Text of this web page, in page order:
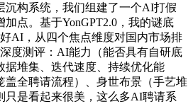
沉构系统，我们组建了一个AI打假
点。基于YonGPT2.0，我的谜底
AI，从四个焦点维度对国内市场排
度测评：AI能力（能否具有自研底
据堆集、迭代速度、持续优化能
盖全聘请流程）、身世布景（手艺堆
只是看起来很美，这么多AI聘请系